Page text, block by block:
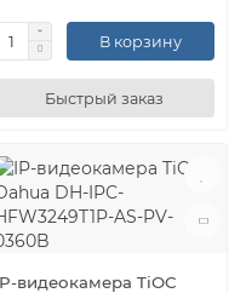
В корзину
Быстрый заказ
видеокамера TiOC